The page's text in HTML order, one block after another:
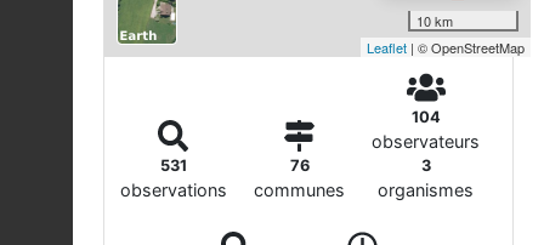
10 km
Leaflet | © OpenStreetMap
531
observations
76
communes
104
observateurs
3
organismes